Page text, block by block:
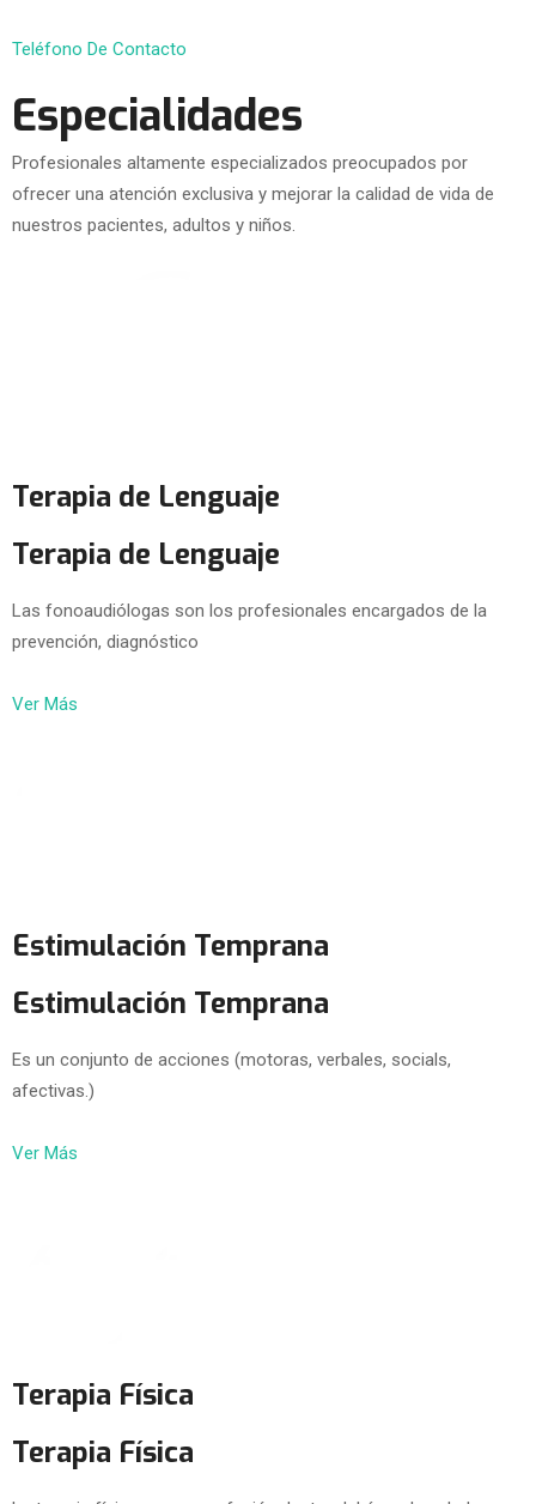
Teléfono De Contacto
Especialidades
Profesionales altamente especializados preocupados por
ofrecer una atención exclusiva y mejorar la calidad de vida de
nuestros pacientes, adultos y niños.
Terapia de Lenguaje
Terapia de Lenguaje
Las fonoaudiólogas son los profesionales encargados de la
prevención, diagnóstico
Ver Más
Estimulación Temprana
Estimulación Temprana
Es un conjunto de acciones (motoras, verbales, socials,
afectivas.)
Ver Más
Terapia Física
Terapia Física